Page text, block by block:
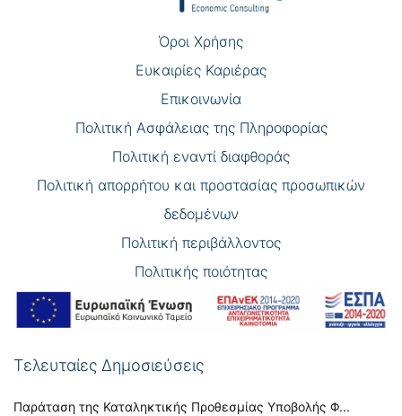
Όροι Χρήσης
Eυκαιρίες Καριέρας
Επικοινωνία
Πολιτική Ασφάλειας της Πληροφορίας
Πολιτική εναντί διαφθοράς
Πολιτική απορρήτου και προστασίας προσωπικών
δεδομένων
Πολιτική περιβάλλοντος
Πολιτικής ποιότητας
Τελευταίες Δημοσιεύσεις
Παράταση της Καταληκτικής Προθεσμίας Υποβολής Φ...